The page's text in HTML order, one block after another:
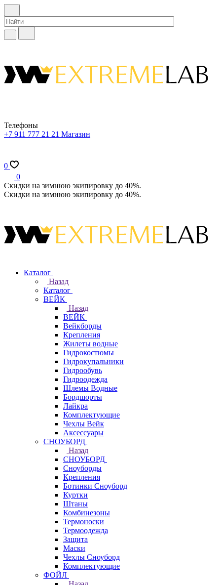
Телефоны
+7 911 777 21 21 Магазин
0
0
Скидки на зимнюю экипировку до 40%.
Скидки на зимнюю экипировку до 40%.
Каталог
Назад
Каталог
ВЕЙК
Назад
ВЕЙК
Вейкборды
Крепления
Жилеты водные
Гидрокостюмы
Гидрокупальники
Гидрообувь
Гидроодежда
Шлемы Водные
Бордшорты
Лайкра
Комплектующие
Чехлы Вейк
Аксессуары
СНОУБОРД
Назад
СНОУБОРД
Сноуборды
Крепления
Ботинки Сноуборд
Куртки
Штаны
Комбинезоны
Термоноски
Термоодежда
Защита
Маски
Чехлы Сноуборд
Комплектующие
ФОЙЛ